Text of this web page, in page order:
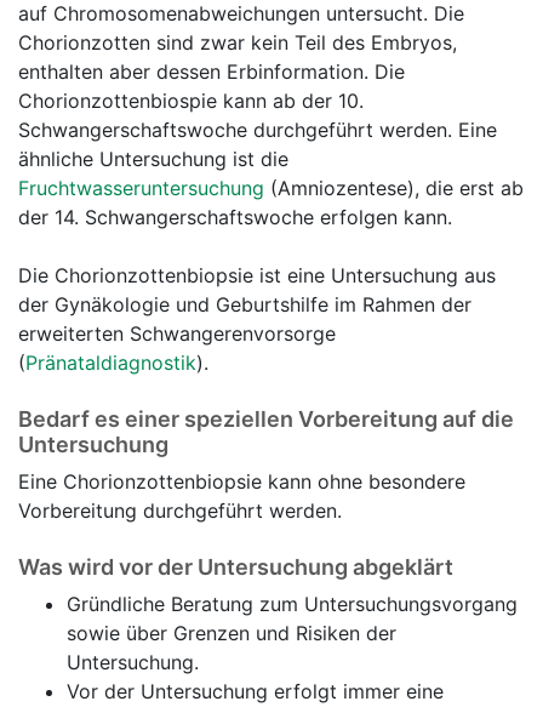
auf Chromosomenabweichungen untersucht. Die
Chorionzotten sind zwar kein Teil des Embryos,
enthalten aber dessen Erbinformation. Die
Chorionzottenbiospie kann ab der 10.
Schwangerschaftswoche durchgeführt werden. Eine
ähnliche Untersuchung ist die
Fruchtwasseruntersuchung (Amniozentese), die erst ab
der 14. Schwangerschaftswoche erfolgen kann.
Die Chorionzottenbiopsie ist eine Untersuchung aus
der Gynäkologie und Geburtshilfe im Rahmen der
erweiterten Schwangerenvorsorge
(Pränataldiagnostik).
Bedarf es einer speziellen Vorbereitung auf die
Untersuchung
Eine Chorionzottenbiopsie kann ohne besondere
Vorbereitung durchgeführt werden.
Was wird vor der Untersuchung abgeklärt
Gründliche Beratung zum Untersuchungsvorgang
sowie über Grenzen und Risiken der
Untersuchung.
Vor der Untersuchung erfolgt immer eine